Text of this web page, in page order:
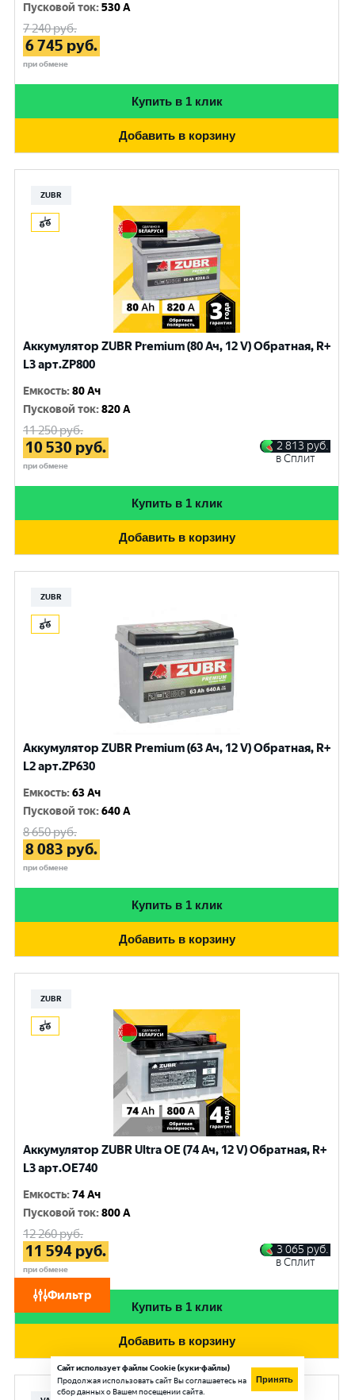
Фильтр
Пусковой ток:530 A
7 240руб.
6 745 руб.
при обмене
Купить в 1 клик
Добавить в корзину
ZUBR
Аккумулятор ZUBR Premium (80 Ач, 12 V) Обратная, R+
L3 арт.ZP800
Емкость:80 Ач
Пусковой ток:820 A
11 250руб.
10 530 руб.
при обмене
2 813 руб.
в Сплит
Купить в 1 клик
Добавить в корзину
ZUBR
Аккумулятор ZUBR Premium (63 Ач, 12 V) Обратная, R+
L2 арт.ZP630
Емкость:63 Ач
Пусковой ток:640 A
8 650руб.
8 083 руб.
при обмене
Купить в 1 клик
Добавить в корзину
ZUBR
Аккумулятор ZUBR Ultra OE (74 Ач, 12 V) Обратная, R+
L3 арт.OE740
Емкость:74 Ач
Пусковой ток:800 A
12 260руб.
11 594 руб.
при обмене
3 065 руб.
в Сплит
Купить в 1 клик
Добавить в корзину
Сайт использует файлы Cookie (куки-файлы)
Продолжая использовать сайт Вы соглашаетесь на
сбор данных о Вашем посещении сайта.
Принять